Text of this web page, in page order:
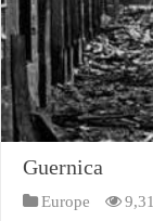
Guernica
Europe